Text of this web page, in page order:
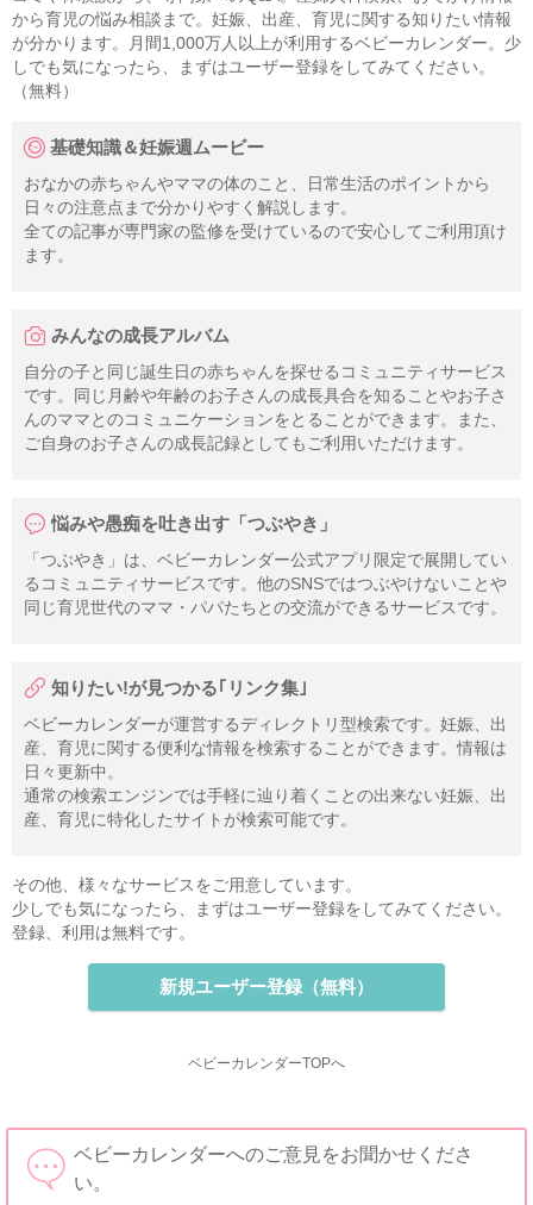
から育児の悩み相談まで。妊娠、出産、育児に関する知りたい情報
が分かります。月間1,000万人以上が利用するベビーカレンダー。少
しでも気になったら、まずはユーザー登録をしてみてください。
（無料）
基礎知識＆妊娠週ムービー
おなかの赤ちゃんやママの体のこと、日常生活のポイントから
日々の注意点まで分かりやすく解説します。
全ての記事が専門家の監修を受けているので安心してご利用頂け
ます。
みんなの成長アルバム
自分の子と同じ誕生日の赤ちゃんを探せるコミュニティサービス
です。同じ月齢や年齢のお子さんの成長具合を知ることやお子さ
んのママとのコミュニケーションをとることができます。また、
ご自身のお子さんの成長記録としてもご利用いただけます。
悩みや愚痴を吐き出す「つぶやき」
「つぶやき」は、ベビーカレンダー公式アプリ限定で展開してい
るコミュニティサービスです。他のSNSではつぶやけないことや
同じ育児世代のママ・パパたちとの交流ができるサービスです。
知りたい!が見つかる｢リンク集｣
ベビーカレンダーが運営するディレクトリ型検索です。妊娠、出
産、育児に関する便利な情報を検索することができます。情報は
日々更新中。
通常の検索エンジンでは手軽に辿り着くことの出来ない妊娠、出
産、育児に特化したサイトが検索可能です。
その他、様々なサービスをご用意しています。
少しでも気になったら、まずはユーザー登録をしてみてください。
登録、利用は無料です。
新規ユーザー登録（無料）
ベビーカレンダーTOPへ
ベビーカレンダーへのご意見をお聞かせくださ
い。